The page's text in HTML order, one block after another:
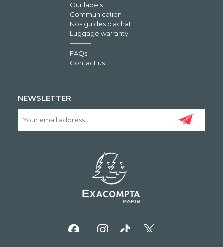
Our labels
Communication
Nos guides d'achat
Luggage warranty
FAQs
Contact us
NEWSLETTER